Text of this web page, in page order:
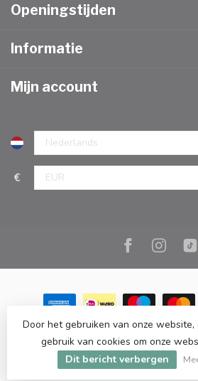
Openingstijden
Informatie
Mijn account
€
© Copyright 2026 Marc Cook & Home
kookwinkel in Elst |- Powered by
byDyvelopment
Door het gebruiken van onze
gebruik van cookies om onze
Dit bericht verbergen